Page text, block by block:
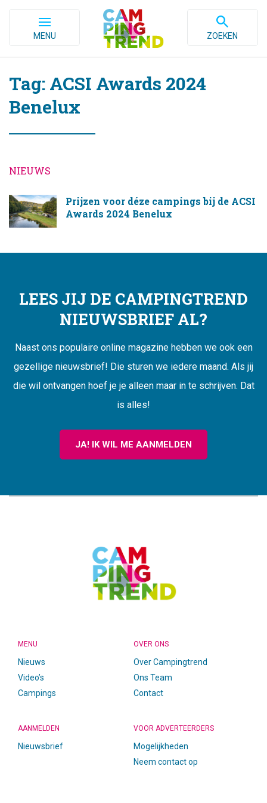
MENU ZOEKEN
Tag: ACSI Awards 2024
Benelux
NIEUWS
Prijzen voor déze campings bij de ACSI
Awards 2024 Benelux
LEES JIJ DE CAMPINGTREND
NIEUWSBRIEF AL?
Naast ons populaire online magazine hebben we ook een
gezellige nieuwsbrief! Die sturen we iedere maand. Als jij
die wil ontvangen hoef je je alleen maar in te schrijven. Dat
is alles!
JA! IK WIL ME AANMELDEN
MENU
Nieuws
Video’s
Campings
OVER ONS
Over Campingtrend
Ons Team
Contact
AANMELDEN
Nieuwsbrief
VOOR ADVERTEERDERS
Mogelijkheden
Neem contact op